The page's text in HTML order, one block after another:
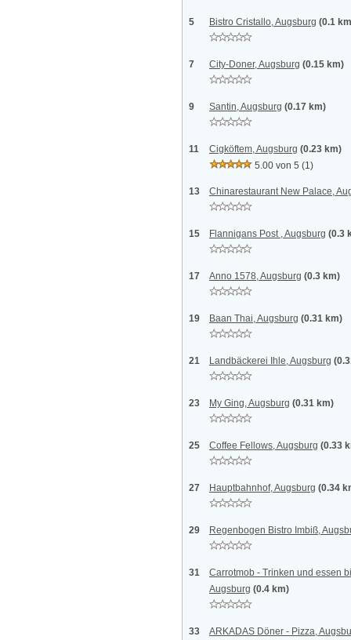
5 Bistro Cristallo, Augsburg (0.1
7 City-Doner, Augsburg (0.15 km)
9 Santin, Augsburg (0.17 km)
11 Cigköftem, Augsburg (0.23 km)
5.00 von 5 (1)
13 Chinarestaurant New Palace,
15 Flannigans Post , Augsburg (0.3
17 Anno 1578, Augsburg (0.3 km)
19 Baan Thai, Augsburg (0.31 km)
21 Landbäckerei Ihle, Augsburg
23 My Ging, Augsburg (0.31 km)
25 Coffee Fellows, Augsburg (0.33
27 Hauptbahnhof, Augsburg (0.34
29 Regenbogen Bistro Imbiß,
31
Carrotmob - Trinken und essen
Augsburg (0.4 km)
33 ARKADAS Döner - Pizza,